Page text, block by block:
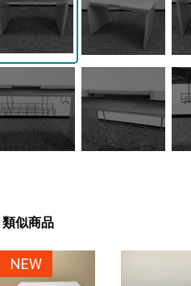
類似商品
NEW